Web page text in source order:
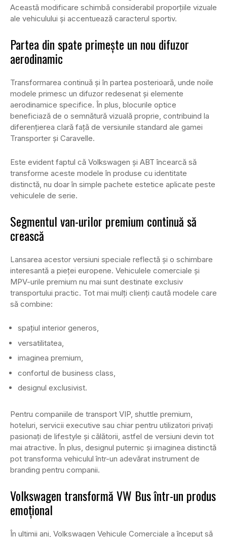
Această modificare schimbă considerabil proporțiile vizuale
ale vehiculului și accentuează caracterul sportiv.
Partea din spate primește un nou difuzor
aerodinamic
Transformarea continuă și în partea posterioară, unde noile
modele primesc un difuzor redesenat și elemente
aerodinamice specifice. În plus, blocurile optice
beneficiază de o semnătură vizuală proprie, contribuind la
diferențierea clară față de versiunile standard ale gamei
Transporter și Caravelle.
Este evident faptul că Volkswagen și ABT încearcă să
transforme aceste modele în produse cu identitate
distinctă, nu doar în simple pachete estetice aplicate peste
vehiculele de serie.
Segmentul van-urilor premium continuă să
crească
Lansarea acestor versiuni speciale reflectă și o schimbare
interesantă a pieței europene. Vehiculele comerciale și
MPV-urile premium nu mai sunt destinate exclusiv
transportului practic. Tot mai mulți clienți caută modele care
să combine:
spațiul interior generos,
versatilitatea,
imaginea premium,
confortul de business class,
designul exclusivist.
Pentru companiile de transport VIP, shuttle premium,
hoteluri, servicii executive sau chiar pentru utilizatori privați
pasionați de lifestyle și călătorii, astfel de versiuni devin tot
mai atractive. În plus, designul puternic și imaginea distinctă
pot transforma vehiculul într-un adevărat instrument de
branding pentru companii.
Volkswagen transformă VW Bus într-un produs
emoțional
În ultimii ani, Volkswagen Vehicule Comerciale a început să